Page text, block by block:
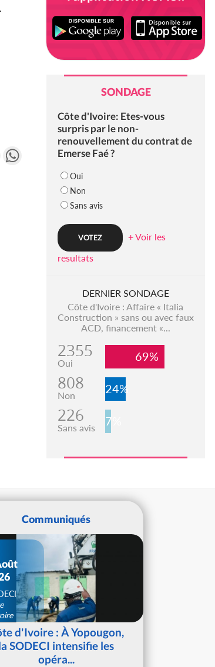
MessengerWhatsApp
SONDAGE
Côte d'Ivoire: Etes-vous
surpris par le non-
renouvellement du contrat de
Emerse Faé ?
Oui
Non
Sans avis
+ Voir les
resultats
DERNIER SONDAGE
Côte d'Ivoire : Affaire « Italia
Construction » sans ou avec faux
ACD, financement «...
2355
Oui 69%
808
Non 24%
226
Sans avis 7%
Communiqués
d'Ivoire : À Yopougon,
SODECI intensifie les
opéra...